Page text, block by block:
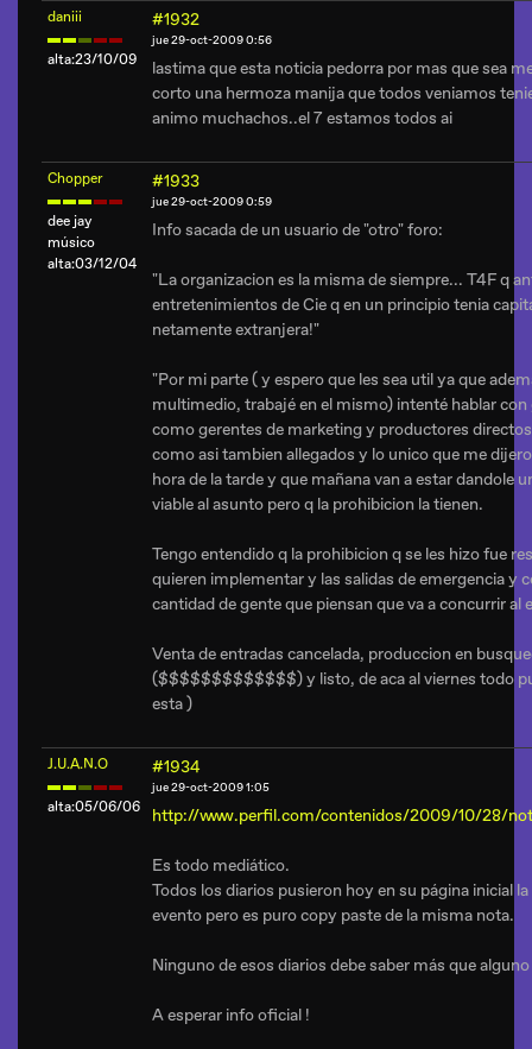
daniii
alta:23/10/09
#1932
jue 29-oct-2009 0:56
lastima que esta noticia pedorra por mas que sea
corto una hermoza manija que todos veniamos
animo muchachos..el 7 estamos todos ai
Chopper
dee jay
músico
alta:03/12/04
#1933
jue 29-oct-2009 0:59
Info sacada de un usuario de "otro" foro:
"La organizacion es la misma de siempre... T4F q
entretenimientos de Cie q en un principio tenia
netamente extranjera!"
"Por mi parte ( y espero que les sea util ya que
multimedio, trabajé en el mismo) intenté hablar
como gerentes de marketing y productores
como asi tambien allegados y lo unico que me
hora de la tarde y que mañana van a estar dandole
viable al asunto peroq la prohibicion la tienen.
Tengo entendido q la prohibicion q se les hizo fue
quieren implementar y las salidas de emergencia y
cantidad de gente que piensan que va a concurrir al
Venta de entradas cancelada, produccion en
($$$$$$$$$$$$$) y listo, de aca al viernes todo
esta )
J.U.A.N.O
alta:05/06/06
#1934
jue 29-oct-2009 1:05
http://www.perfil.com/contenidos/2009/10/28/
Es todo mediático.
Todos los diarios pusieron hoy en su página inicial
evento pero es puro copy paste de la misma nota.
Ninguno de esos diarios debe saber más que
A esperar info oficial !